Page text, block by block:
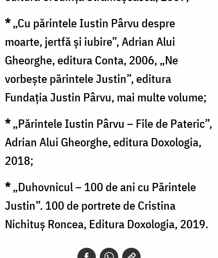
*„Cu părintele Iustin Pârvu despre
moarte, jertfă și iubire”, Adrian Alui
Gheorghe, editura Conta, 2006, „Ne
vorbește părintele Justin”, editura
Fundația Justin Pârvu, mai multe volume;
*„Părintele Iustin Pârvu – File de Pateric”,
Adrian Alui Gheorghe, editura Doxologia,
2018;
*„Duhovnicul – 100 de ani cu Părintele
Justin”. 100 de portrete de Cristina
Nichituș Roncea, Editura Doxologia, 2019.